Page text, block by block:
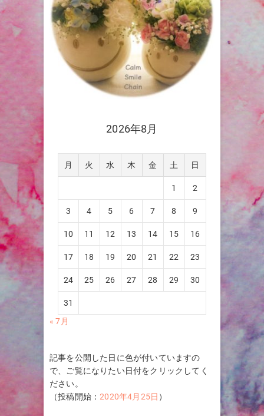
2026年8月
月 火 水 木 金 土 日
1 2
3 4 5 6 7 8 9
10 11 12 13 14 15 16
17 18 19 20 21 22 23
24 25 26 27 28 29 30
31
« 7月
記事を公開した日に色が付いていますの
で、ご覧になりたい日付をクリックしてく
ださい。
（投稿開始：2020年4月25日 ）